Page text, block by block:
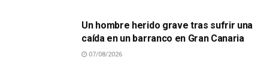
Un hombre herido grave tras sufrir una
caída en un barranco en Gran Canaria
07/08/2026